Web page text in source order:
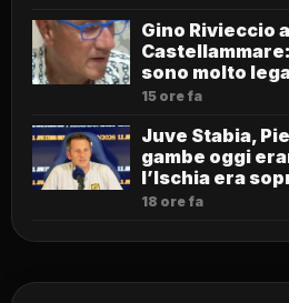
Gino Rivieccio
sono molto
15 ore fa
Juve Stabia,
gambe oggi
l’Ischia era
18 ore fa